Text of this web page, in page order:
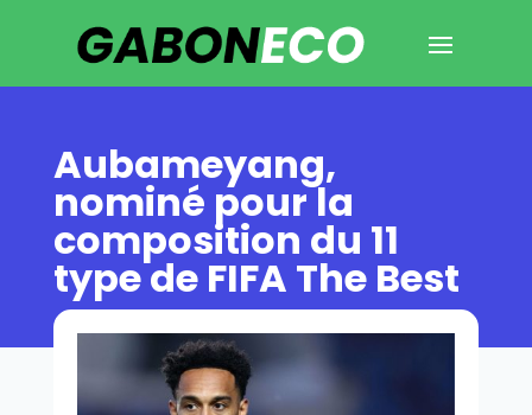
Aubameyang,
nominé pour la
composition du 11
type de FIFA The Best